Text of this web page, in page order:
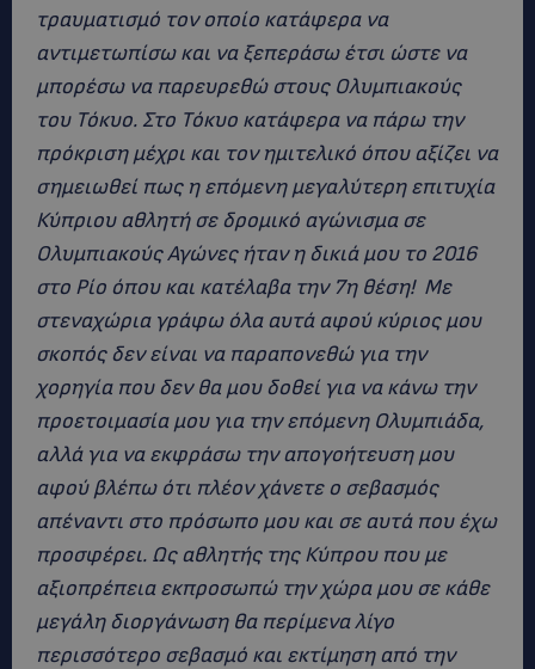
τραυματισμό τον οποίο κατάφερα να
αντιμετωπίσω και να ξεπεράσω έτσι ώστε να
μπορέσω να παρευρεθώ στους Ολυμπιακούς
του Τόκυο. Στο Τόκυο κατάφερα να πάρω την
πρόκριση μέχρι και τον ημιτελικό όπου αξίζει να
σημειωθεί πως η επόμενη μεγαλύτερη επιτυχία
Κύπριου αθλητή σε δρομικό αγώνισμα σε
Ολυμπιακούς Αγώνες ήταν η δικιά μου το 2016
στο Ρίο όπου και κατέλαβα την 7η θέση! Με
στεναχώρια γράφω όλα αυτά αφού κύριος μου
σκοπός δεν είναι να παραπονεθώ για την
χορηγία που δεν θα μου δοθεί για να κάνω την
προετοιμασία μου για την επόμενη Ολυμπιάδα,
αλλά για να εκφράσω την απογοήτευση μου
αφού βλέπω ότι πλέον χάνετε ο σεβασμός
απέναντι στο πρόσωπο μου και σε αυτά που έχω
προσφέρει. Ως αθλητής της Κύπρου που με
αξιοπρέπεια εκπροσωπώ την χώρα μου σε κάθε
μεγάλη διοργάνωση θα περίμενα λίγο
περισσότερο σεβασμό και εκτίμηση από την